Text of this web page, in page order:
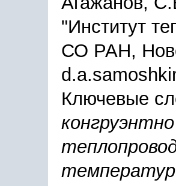
"Институт
СО РАН,
Ключевые